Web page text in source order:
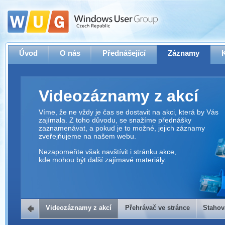
Úvod O nás Přednášející Záznamy
Videozáznamy z akcí
Víme, že ne vždy je čas se dostavit na akci, která by Vás
zajímala. Z toho důvodu, se snažíme přednášky
zaznamenávat, a pokud je to možné, jejich záznamy
zveřejňujeme na našem webu.
Nezapomeňte však navštívit i stránku akce,
kde mohou být další zajímavé materiály.
Přehrávač ve stránce
Videozáznamy z akcí Přehrávač ve stránce